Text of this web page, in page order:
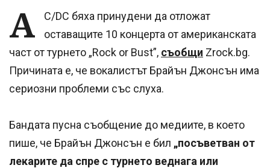
A
C/DC бяха принудени да отложат
оставащите 10 концерта от американската
част от турнето „Rock or Bust”, съобщи Zrock.bg.
Причината е, че вокалистът Брайън Джонсън има
сериозни проблеми със слуха.
Бандата пусна съобщение до медиите, в което
пише, че Брайън Джонсън е бил „посъветван от
лекарите да спре с турнето веднага или